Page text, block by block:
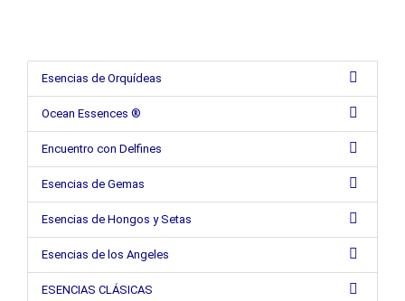
Esencias de Orquídeas
Ocean Essences ®
Encuentro con Delfines
Esencias de Gemas
Esencias de Hongos y Setas
Esencias de los Angeles
ESENCIAS CLÁSICAS